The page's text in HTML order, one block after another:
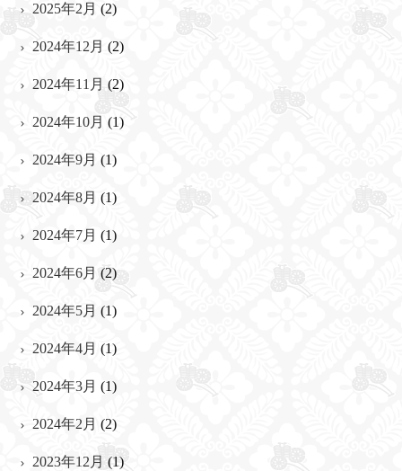
2025年2月 (2)
2024年12月 (2)
2024年11月 (2)
2024年10月 (1)
2024年9月 (1)
2024年8月 (1)
2024年7月 (1)
2024年6月 (2)
2024年5月 (1)
2024年4月 (1)
2024年3月 (1)
2024年2月 (2)
2023年12月 (1)